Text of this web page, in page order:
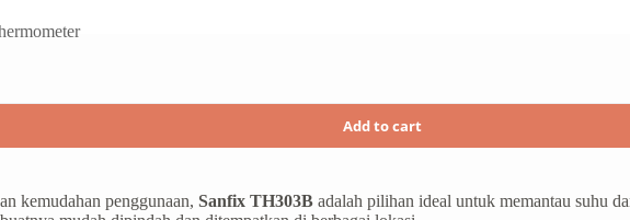
Add to cart
kemudahan penggunaan, Sanfix TH303B adalah pilihan ideal untuk memantau suhu